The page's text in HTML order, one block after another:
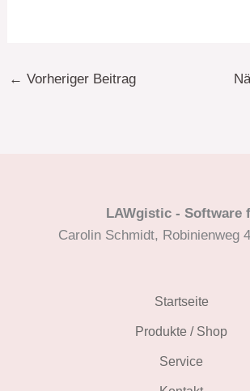
← Vorheriger Beitrag
LAWgistic - Software
Carolin Schmidt, Robinienweg
Startseite
Produkte / Shop
Service